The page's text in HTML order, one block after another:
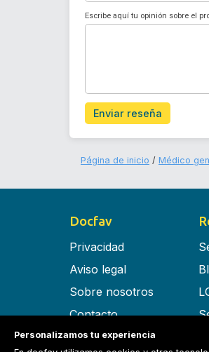
Escribe aquí tu opinión sobre el
Enviar reseña
Página de inicio Médico
Docfav
Privacidad
Aviso legal
Sobre nosotros
Contacto
Términos y condiciones
Personalizamos tu experiencia